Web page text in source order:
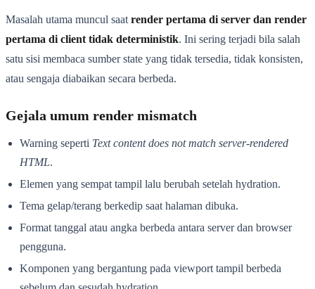
Masalah utama muncul saat render pertama di server dan render
pertama di client tidak deterministik. Ini sering terjadi bila salah
satu sisi membaca sumber state yang tidak tersedia, tidak konsisten,
atau sengaja diabaikan secara berbeda.
Gejala umum render mismatch
Warning seperti Text content does not match server-rendered
HTML.
Elemen yang sempat tampil lalu berubah setelah hydration.
Tema gelap/terang berkedip saat halaman dibuka.
Format tanggal atau angka berbeda antara server dan browser
pengguna.
Komponen yang bergantung pada viewport tampil berbeda